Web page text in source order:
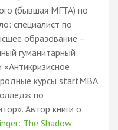
(бывшая МГТА) по
специалист по
образование –
гуманитарный
«Антикризисное
курсы startMBA.
по
Автор книги о
The Shadow